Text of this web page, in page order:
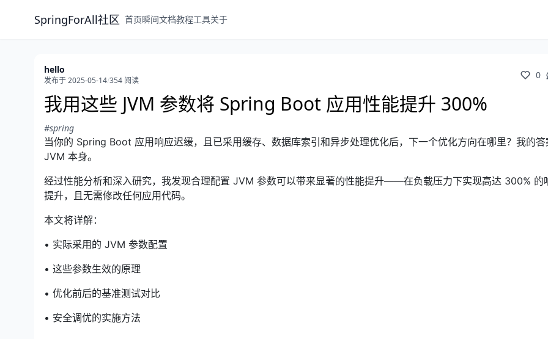
SpringForAll社区 首页瞬间文档教程工具关于
hello
发布于 2025-05-14/354 阅读 0
我用这些 JVM 参数将 Spring Boot 应用性能提升 300%
#spring
当你的 Spring Boot 应用响应迟缓，且已采用缓存、数据库索引和异步处理优化后，下一个优化方向在哪里？我的答
JVM 本身。
经过性能分析和深入研究，我发现合理配置 JVM 参数可以带来显著的性能提升——在负载压力下实现高达 300% 的
提升，且无需修改任何应用代码。
本文将详解：
• 实际采用的 JVM 参数配置
• 这些参数生效的原理
• 优化前后的基准测试对比
• 安全调优的实施方法